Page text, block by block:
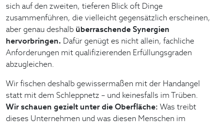
sich auf den zweiten, tieferen Blick oft Dinge
zusammenführen, die vielleicht gegensätzlich erscheinen,
aber genau deshalb überraschende Synergien
hervorbringen. Dafür genügt es nicht allein, fachliche
Anforderungen mit qualifizierenden Erfüllungsgraden
abzugleichen.
Wir fischen deshalb gewissermaßen mit der Handangel
statt mit dem Schleppnetz – und keinesfalls im Trüben.
Wir schauen gezielt unter die Oberfläche: Was treibt
dieses Unternehmen und was diesen Menschen im